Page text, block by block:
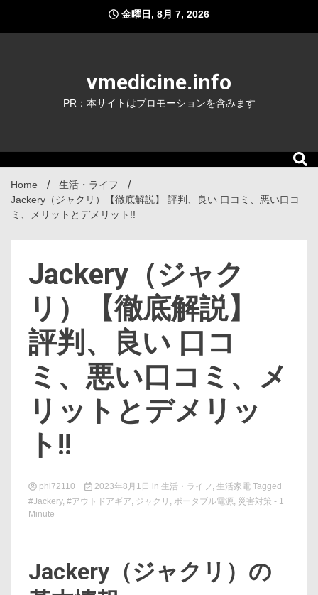
content
金曜日, 8月 7, 2026
vmedicine.info
PR：本サイトはプロモーションを含みます
Home
生活・ライフ
Jackery（ジャクリ）【徹底解説】 評判、良い 口コミ、悪い口コ
ミ、メリットとデメリット!!
Jackery（ジャク
リ）【徹底解説】
評判、良い 口コ
ミ、悪い口コミ、メ
リットとデメリッ
ト!!
phi72110 2023年8月1日 in 生活・ライフ , 生活家電 Tagged
#Jackery, #アウトドアギア, ジャクリ , ポータブル電源, 災害対策 - 1
Minute
Jackery（ジャクリ）の